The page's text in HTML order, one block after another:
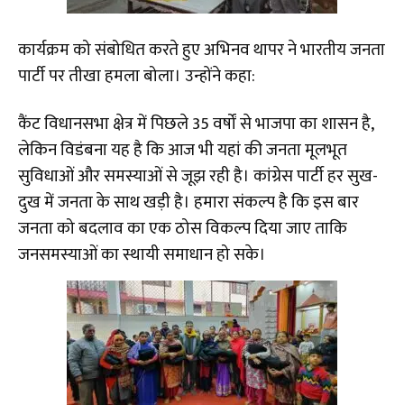
कार्यक्रम को संबोधित करते हुए अभिनव थापर ने भारतीय जनता
पार्टी पर तीखा हमला बोला। उन्होंने कहा:
​कैंट विधानसभा क्षेत्र में पिछले 35 वर्षों से भाजपा का शासन है,
लेकिन विडंबना यह है कि आज भी यहां की जनता मूलभूत
सुविधाओं और समस्याओं से जूझ रही है। कांग्रेस पार्टी हर सुख-
दुख में जनता के साथ खड़ी है। हमारा संकल्प है कि इस बार
जनता को बदलाव का एक ठोस विकल्प दिया जाए ताकि
जनसमस्याओं का स्थायी समाधान हो सके।